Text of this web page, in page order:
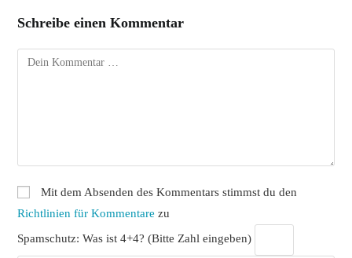
Schreibe einen Kommentar
Kommentar
Mit dem Absenden des Kommentars stimmst du den
Richtlinien für Kommentare zu
Spamschutz: Was ist 4+4? (Bitte Zahl eingeben)